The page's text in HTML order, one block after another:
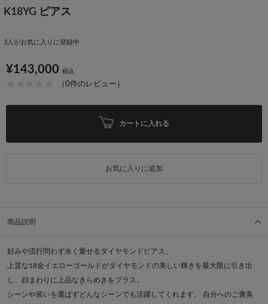
K18YG ピアス
3 人がお気に入りに登録中
¥143,000 税込
（0件のレビュー）
カートに入れる
お気に入りに追加
商品説明
好みや流行問わず永く愛せるダイヤモンドピアス。
上質な18金イエローゴールドがダイヤモンドの美しい輝きを最大限に引き出
し、顔まわりに上品なきらめきをプラス。
シーンや装いを選ばずどんなシーンでも活躍してくれます。 自分へのご褒美